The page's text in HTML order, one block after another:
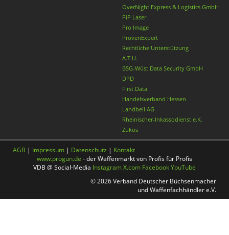
OverNight Express & Logistics GmbH
PiP Laser
Pro Image
ProvenExpert
Rechtliche Unterstützung
A.T.U.
BSG-Wüst Data Security GmbH
DPD
First Data
Handelsverband Hessen
Landbell AG
Rheinischer-Inkassodienst e.K.
Zukos
AGB | Impressum | Datenschutz | Kontakt
www.progun.de - der Waffenmarkt von Profis für Profis
VDB @ Social-Media InstagramX.com FacebookYouTube
© 2026 Verband Deutscher Büchsenmacher
und Waffenfachhändler e.V.